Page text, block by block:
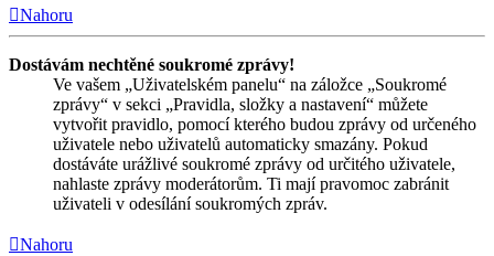
Nahoru
Dostávám nechtěné soukromé zprávy!
Ve vašem „Uživatelském panelu“ na záložce „Soukromé
zprávy“ v sekci „Pravidla, složky a nastavení“ můžete
vytvořit pravidlo, pomocí kterého budou zprávy od určeného
uživatele nebo uživatelů automaticky smazány. Pokud
dostáváte urážlivé soukromé zprávy od určitého uživatele,
nahlaste zprávy moderátorům. Ti mají pravomoc zabránit
uživateli v odesílání soukromých zpráv.
Nahoru